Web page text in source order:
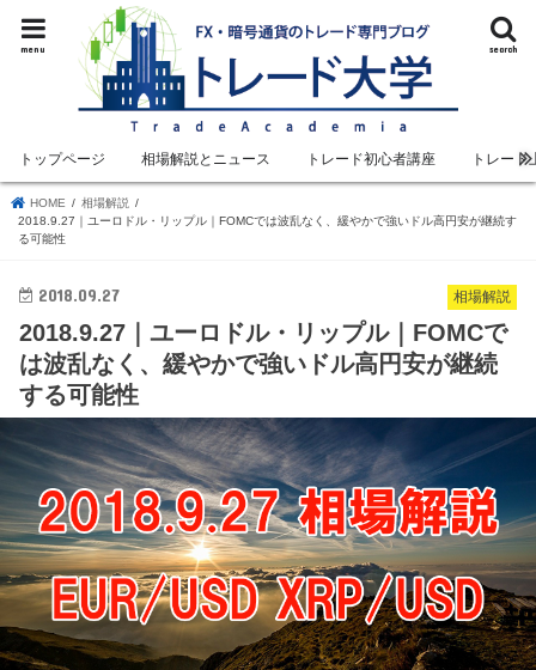
search
menu
トップページ 相場解説とニュース トレード初心者講座 トレード
HOME
相場解説
2018.9.27｜ユーロドル・リップル｜FOMCでは波乱なく、緩やかで強いドル高円安が継続す
る可能性
相場解説
2018.09.27
2018.9.27｜ユーロドル・リップル｜FOMCで
は波乱なく、緩やかで強いドル高円安が継続
する可能性